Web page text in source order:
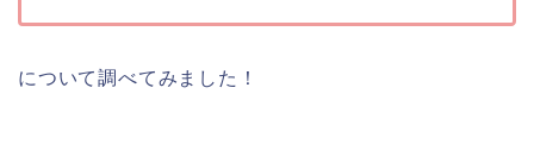
について調べてみました！